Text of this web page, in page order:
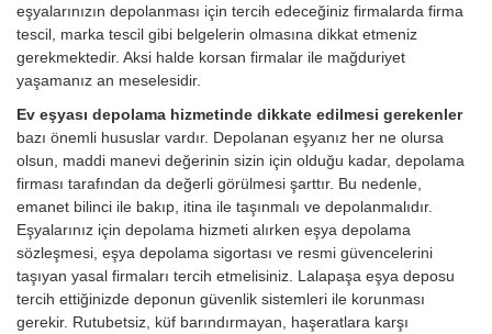
eşyalarınızın depolanması için tercih edeceğiniz firmalarda firma
tescil, marka tescil gibi belgelerin olmasına dikkat etmeniz
gerekmektedir. Aksi halde korsan firmalar ile mağduriyet
yaşamanız an meselesidir.
Ev eşyası depolama hizmetinde dikkate edilmesi gerekenler
bazı önemli hususlar vardır. Depolanan eşyanız her ne olursa
olsun, maddi manevi değerinin sizin için olduğu kadar, depolama
firması tarafından da değerli görülmesi şarttır. Bu nedenle,
emanet bilinci ile bakıp, itina ile taşınmalı ve depolanmalıdır.
Eşyalarınız için depolama hizmeti alırken eşya depolama
sözleşmesi, eşya depolama sigortası ve resmi güvencelerini
taşıyan yasal firmaları tercih etmelisiniz. Lalapaşa eşya deposu
tercih ettiğinizde deponun güvenlik sistemleri ile korunması
gerekir. Rutubetsiz, küf barındırmayan, haşeratlara karşı